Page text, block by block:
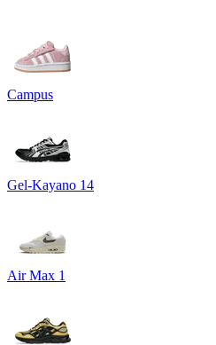
Campus
Gel-Kayano 14
Air Max 1